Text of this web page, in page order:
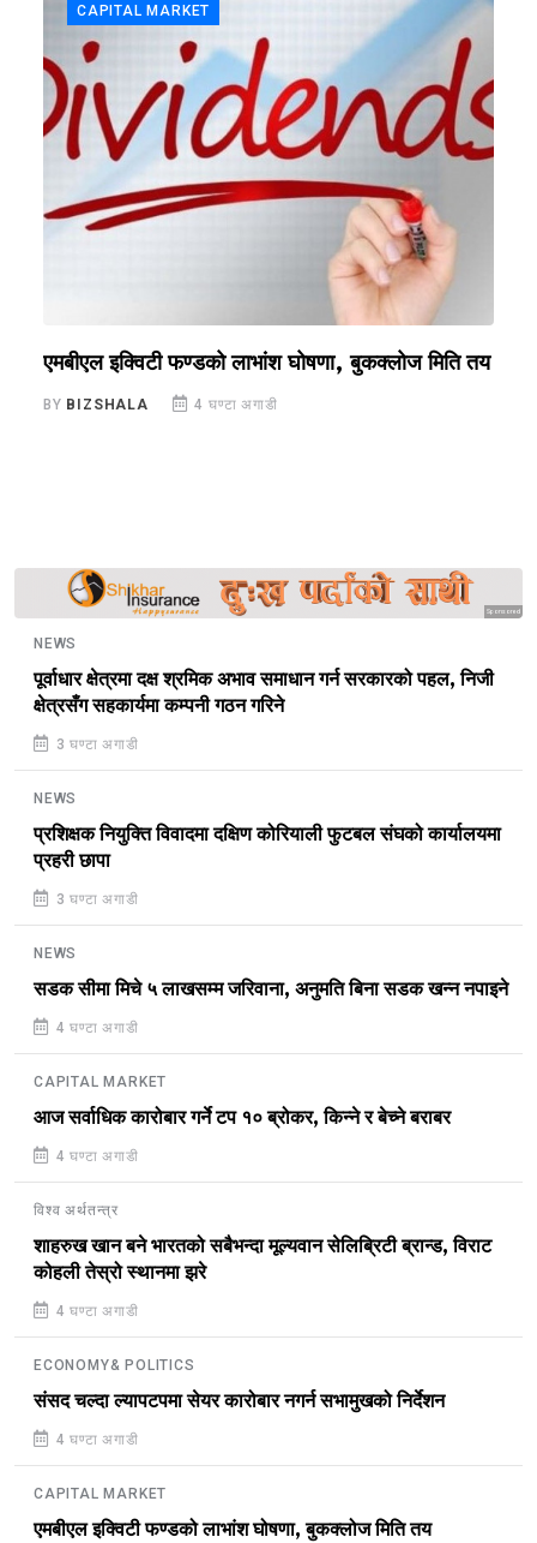
CAPITAL MARKET
एमबीएल इक्विटी फण्डको लाभांश घोषणा, बुकक्लोज मिति तय
BY BIZSHALA 4 घण्टा अगाडी
Sponsored
NEWS
पूर्वाधार क्षेत्रमा दक्ष श्रमिक अभाव समाधान गर्न सरकारको पहल, निजी
क्षेत्रसँग सहकार्यमा कम्पनी गठन गरिने
3 घण्टा अगाडी
NEWS
प्रशिक्षक नियुक्ति विवादमा दक्षिण कोरियाली फुटबल संघको कार्यालयमा
प्रहरी छापा
3 घण्टा अगाडी
NEWS
सडक सीमा मिचे ५ लाखसम्म जरिवाना, अनुमति बिना सडक खन्न नपाइने
4 घण्टा अगाडी
CAPITAL MARKET
आज सर्वाधिक कारोबार गर्ने टप १० ब्रोकर, किन्ने र बेच्ने बराबर
4 घण्टा अगाडी
विश्व अर्थतन्त्र
शाहरुख खान बने भारतको सबैभन्दा मूल्यवान सेलिब्रिटी ब्रान्ड, विराट
कोहली तेस्रो स्थानमा झरे
4 घण्टा अगाडी
ECONOMY& POLITICS
संसद चल्दा ल्यापटपमा सेयर कारोबार नगर्न सभामुखको निर्देशन
4 घण्टा अगाडी
CAPITAL MARKET
एमबीएल इक्विटी फण्डको लाभांश घोषणा, बुकक्लोज मिति तय